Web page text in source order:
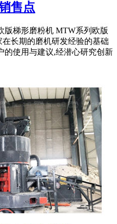
售点
版梯形磨粉机 MTW系列欧版
长期的磨机研发经验的基础
的使用与建议,经潜心研究创新